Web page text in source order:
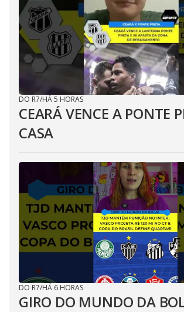
DO R7/HÁ 5 HORAS
CEARÁ VENCE A PONTE
CASA
DO R7/HÁ 6 HORAS
GIRO DO MUNDO DA